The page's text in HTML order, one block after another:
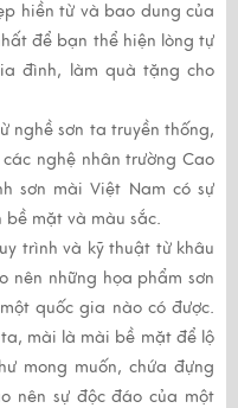
hiền từ và bao dung của
để bạn thể hiện lòng tự
đình, làm quà tặng cho
nghề sơn ta truyền thống,
nghệ nhân trường Cao
sơn mài Việt Nam có sự
mặt và màu sắc.
trình và kỹ thuật từ khâu
nên những họa phẩm sơn
quốc gia nào có được.
mài là mài bề mặt để lộ
mong muốn, chứa đựng
nên sự độc đáo của một